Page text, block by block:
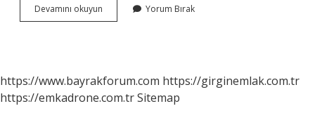
Devamını okuyun
Olmak
Yorum Bırak
https://www.bayrakforum.com https://girginemlak.com.tr
https://emkadrone.com.trSitemap